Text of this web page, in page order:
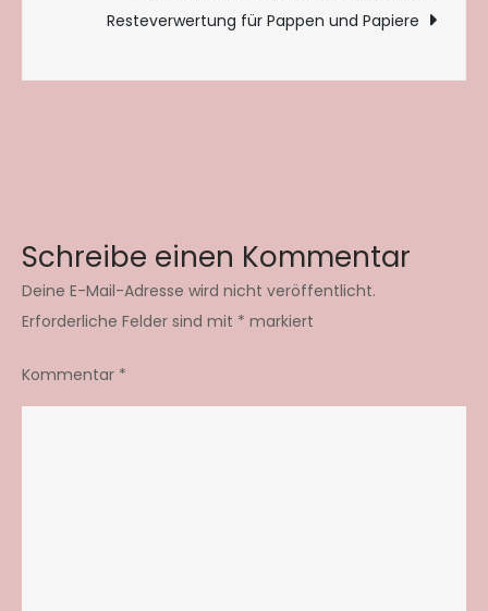
Resteverwertung für Pappen und Papiere
Schreibe einen Kommentar
Deine E-Mail-Adresse wird nicht veröffentlicht.
Erforderliche Felder sind mit * markiert
Kommentar *